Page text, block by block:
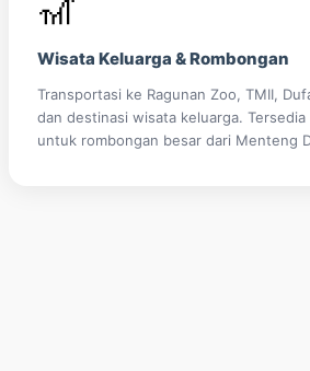
Wisata Keluarga & Rombongan
Transportasi ke Ragunan Zoo, TMII,
dan destinasi wisata keluarga. Tersedia
untuk rombongan besar dari Menteng